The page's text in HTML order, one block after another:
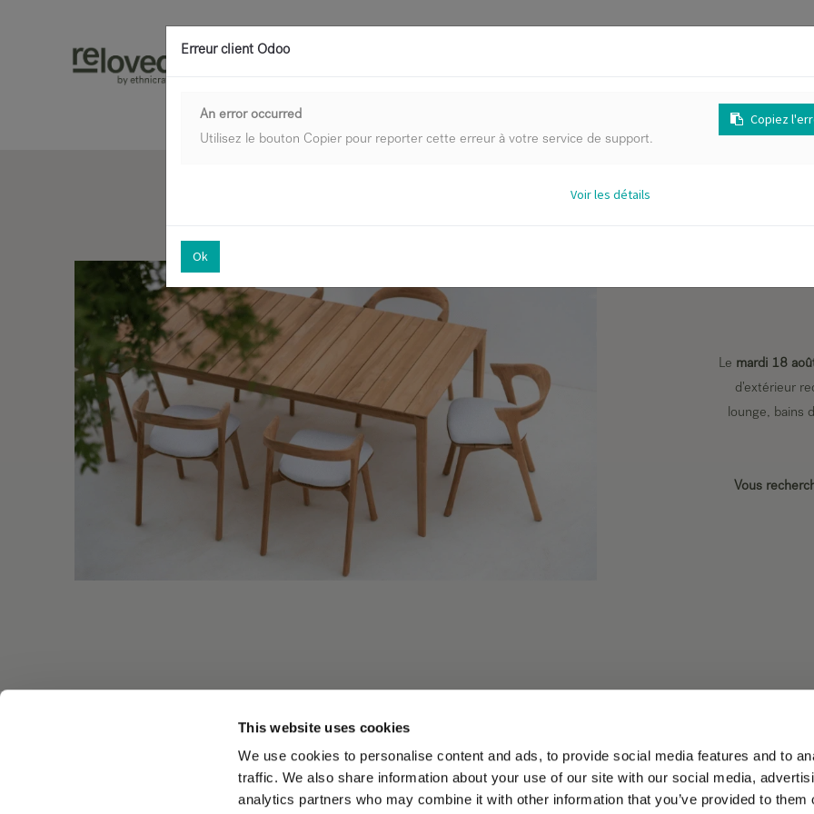
This website uses cookies
We use cookies to personalise content and ads, to provide social media features and to
traffic. We also share information about your use of our site with our social media,
analytics partners who may combine it with other information that you’ve provided to them
La
Le mardi 18
d'extérieur
lounge, bains
Vous
Des pièces Ethnicraft authentiques, restaurées avec soin et
prix plus accessible.
Erreur client Odoo
Copiez
An error occurred
Utilisez le bouton Copier pour reporter cette erreur à votre service de support.
Voir les détails
Ok